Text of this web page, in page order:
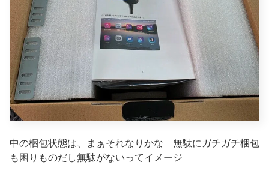
中の梱包状態は、まぁそれなりかな 無駄にガチガチ梱包
も困りものだし無駄がないってイメージ